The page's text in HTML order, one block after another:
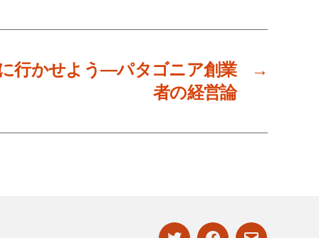
→
行かせよう―パタゴニア創業
者の経営論